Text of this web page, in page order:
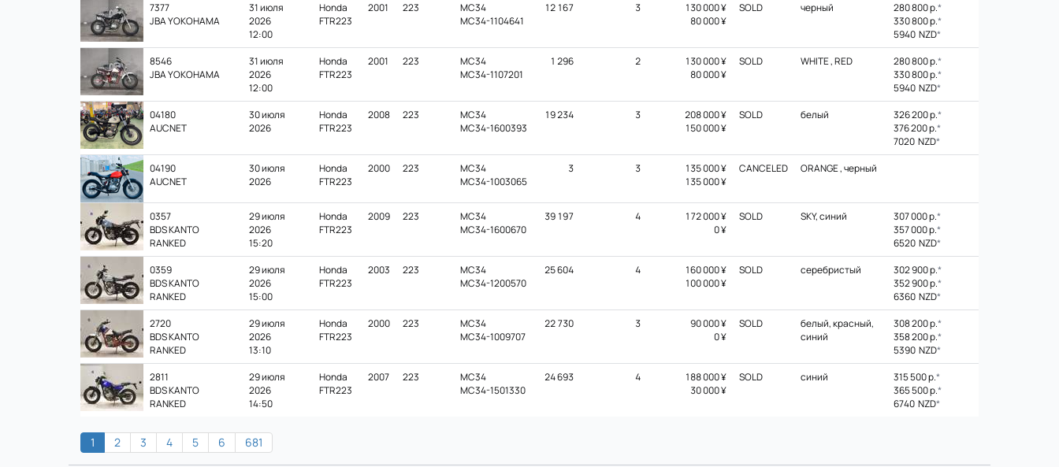
7377
JBA YOKOHAMA
31 июля
2026
12:00
Honda
FTR223
2001 223
MC34
MC34-1104641
12 167 3
130 000 ¥
80 000 ¥
SOLD черный 280 800 р.*
330 800 р.*
5940 NZD*
8546
JBA YOKOHAMA
31 июля
2026
12:00
Honda
FTR223
2001 223
MC34
MC34-1107201
1 296 2
130 000 ¥
80 000 ¥
SOLD WHITE , RED 280 800 р.*
330 800 р.*
5940 NZD*
04180
AUCNET
30 июля
2026
Honda
FTR223
2008 223
MC34
MC34-1600393
19 234 3
208 000 ¥
150 000 ¥
SOLD белый 326 200 р.*
376 200 р.*
7020 NZD*
04190
AUCNET
30 июля
2026
Honda
FTR223
2000 223
MC34
MC34-1003065
3 3
135 000 ¥
135 000 ¥
CANCELED ORANGE , черный
0357
BDS KANTO
RANKED
29 июля
2026
15:20
Honda
FTR223
2009 223
MC34
MC34-1600670
39 197 4
172 000 ¥
0 ¥
SOLD SKY, синий 307 000 р.*
357 000 р.*
6520 NZD*
0359
BDS KANTO
RANKED
29 июля
2026
15:00
Honda
FTR223
2003 223
MC34
MC34-1200570
25 604 4
160 000 ¥
100 000 ¥
SOLD серебристый 302 900 р.*
352 900 р.*
6360 NZD*
2720
BDS KANTO
RANKED
29 июля
2026
13:10
Honda
FTR223
2000 223
MC34
MC34-1009707
22 730 3
90 000 ¥
0 ¥
SOLD
белый, красный,
синий
308 200 р.*
358 200 р.*
5390 NZD*
2811
BDS KANTO
RANKED
29 июля
2026
14:50
Honda
FTR223
2007 223
MC34
MC34-1501330
24 693 4
188 000 ¥
30 000 ¥
SOLD синий 315 500 р.*
365 500 р.*
6740 NZD*
1 2 3 4 5 6 681